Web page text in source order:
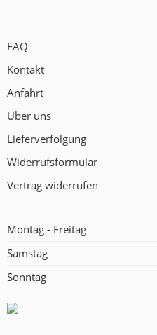
FAQ
Kontakt
Anfahrt
Über uns
Lieferverfolgung
Widerrufsformular
Vertrag widerrufen
Montag - Freitag
Samstag
Sonntag